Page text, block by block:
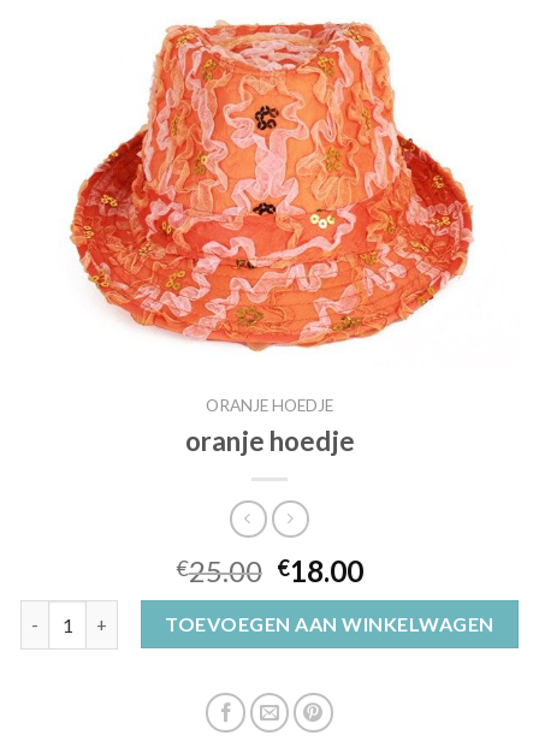
ORANJE HOEDJE
oranje hoedje
€25.00 €18.00
oranje hoedje aantalTOEVOEGEN AAN WINKELWAGEN